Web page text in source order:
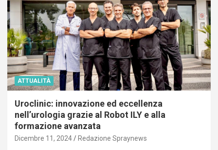
ATTUALITÀ
Uroclinic: innovazione ed eccellenza
nell’urologia grazie al Robot ILY e alla
formazione avanzata
Dicembre 11, 2024 Redazione Spraynews